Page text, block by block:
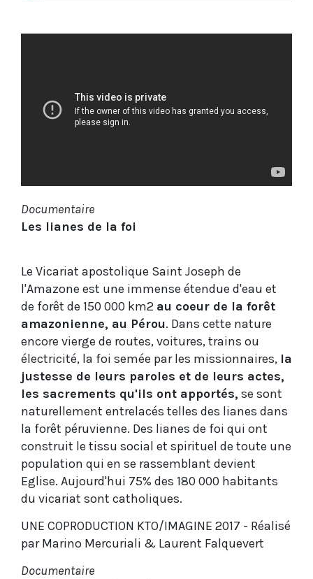
Documentaire
Les lianes de la foi
Le Vicariat apostolique Saint Joseph de
l'Amazone est une immense étendue d'eau et
de forêt de 150 000 km2 au coeur de la forêt
amazonienne, au Pérou. Dans cette nature
encore vierge de routes, voitures, trains ou
électricité, la foi semée par les missionnaires, la
justesse de leurs paroles et de leurs actes,
les sacrements qu'ils ont apportés, se sont
naturellement entrelacés telles des lianes dans
la forêt péruvienne. Des lianes de foi qui ont
construit le tissu social et spirituel de toute une
population qui en se rassemblant devient
Eglise. Aujourd'hui 75% des 180 000 habitants
du vicariat sont catholiques.
UNE COPRODUCTION KTO/IMAGINE 2017 - Réalisé
par Marino Mercuriali & Laurent Falquevert
Documentaire